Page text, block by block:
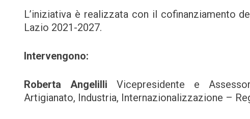
L’iniziativa è realizzata con il cofinanziamento
Lazio 2021-2027.
Intervengono:
Roberta Angelilli Vicepresidente e
Artigianato, Industria, Internazionalizzazione –